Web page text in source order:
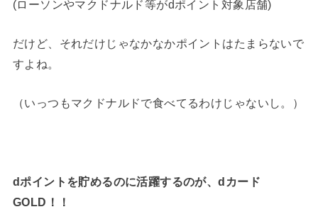
(ローソンやマクドナルド等がdポイント対象店舗)
だけど、それだけじゃなかなかポイントはたまらないで
すよね。
（いっつもマクドナルドで食べてるわけじゃないし。）
dポイントを貯めるのに活躍するのが、dカード
GOLD！！